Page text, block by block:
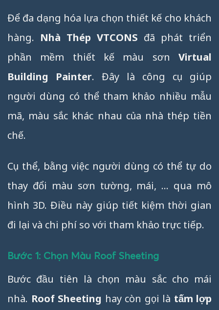
Để đa dạng hóa lựa chọn thiết kế cho khách
hàng. Nhà Thép VTCONS đã phát triển
phần mềm thiết kế màu sơn Virtual
Building Painter. Đây là công cụ giúp
người dùng có thể tham khảo nhiều mẫu
mã, màu sắc khác nhau của nhà thép tiền
chế.
Cụ thể, bằng việc người dùng có thể tự do
thay đổi màu sơn tường, mái, … qua mô
hình 3D. Điều này giúp tiết kiệm thời gian
đi lại và chi phí so với tham khảo trực tiếp.
Bước 1: Chọn Màu Roof Sheeting
Bước đầu tiên là chọn màu sắc cho mái
nhà. Roof Sheeting hay còn gọi là tấm lợp